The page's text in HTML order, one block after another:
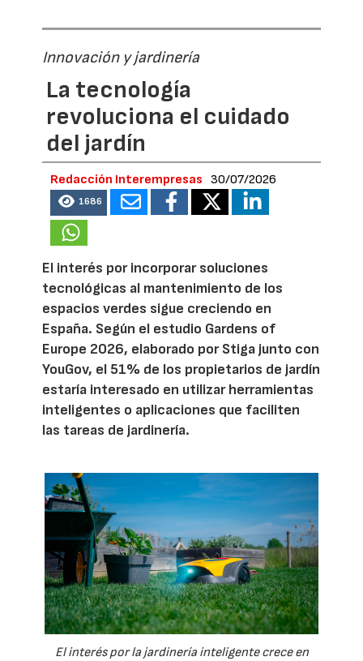
Innovación y jardinería
La tecnología
revoluciona el cuidado
del jardín
Redacción Interempresas 30/07/2026
1686
El interés por incorporar soluciones
tecnológicas al mantenimiento de los
espacios verdes sigue creciendo en
España. Según el estudio Gardens of
Europe 2026, elaborado por Stiga junto con
YouGov, el 51% de los propietarios de jardín
estaría interesado en utilizar herramientas
inteligentes o aplicaciones que faciliten
las tareas de jardinería.
El interés por la jardinería inteligente crece en